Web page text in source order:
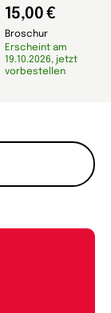
15,00 €
Broschur
Erscheint am
19.10.2026, jetzt
vorbestellen